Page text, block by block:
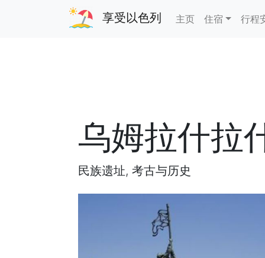
享受以色列 主页 住宿 行程
乌姆拉什拉
民族遗址, 考古与历史